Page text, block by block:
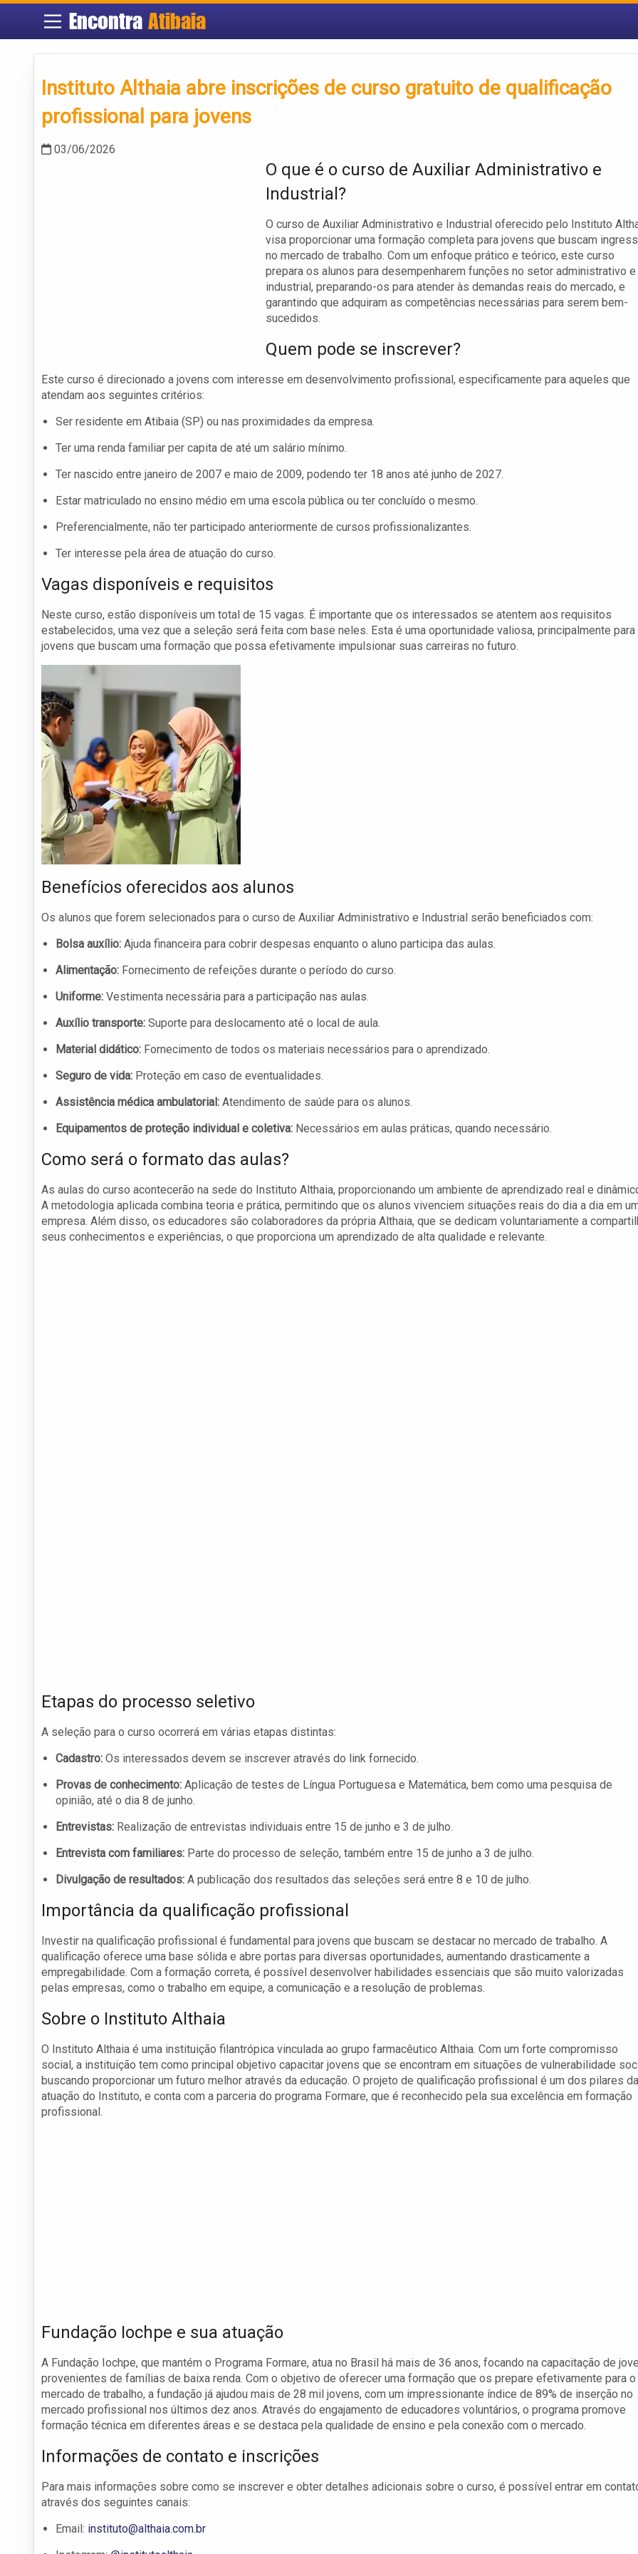
EncontraAtibaia
Instituto Althaia abre inscrições de curso gratuito de qualificação
profissional para jovens
03/06/2026
O que é o curso de Auxiliar Administrativo e
Industrial?
O curso de Auxiliar Administrativo e Industrial oferecido pelo Instituto
visa proporcionar uma formação completa para jovens que buscam
no mercado de trabalho. Com um enfoque prático e teórico, este curso
prepara os alunos para desempenharem funções no setor administrativo e
industrial, preparando-os para atender às demandas reais do mercado, e
garantindo que adquiram as competências necessárias para serem bem-
sucedidos.
Quem pode se inscrever?
Este curso é direcionado a jovens com interesse em desenvolvimento profissional, especificamente para aqueles que
atendam aos seguintes critérios:
Ser residente em Atibaia (SP) ou nas proximidades da empresa.
Ter uma renda familiar per capita de até um salário mínimo.
Ter nascido entre janeiro de 2007 e maio de 2009, podendo ter 18 anos até junho de 2027.
Estar matriculado no ensino médio em uma escola pública ou ter concluído o mesmo.
Preferencialmente, não ter participado anteriormente de cursos profissionalizantes.
Ter interesse pela área de atuação do curso.
Vagas disponíveis e requisitos
Neste curso, estão disponíveis um total de 15 vagas. É importante que os interessados se atentem aos requisitos
estabelecidos, uma vez que a seleção será feita com base neles. Esta é uma oportunidade valiosa, principalmente para
jovens que buscam uma formação que possa efetivamente impulsionar suas carreiras no futuro.
Benefícios oferecidos aos alunos
Os alunos que forem selecionados para o curso de Auxiliar Administrativo e Industrial serão beneficiados com:
Bolsa auxílio: Ajuda financeira para cobrir despesas enquanto o aluno participa das aulas.
Alimentação: Fornecimento de refeições durante o período do curso.
Uniforme: Vestimenta necessária para a participação nas aulas.
Auxílio transporte: Suporte para deslocamento até o local de aula.
Material didático: Fornecimento de todos os materiais necessários para o aprendizado.
Seguro de vida: Proteção em caso de eventualidades.
Assistência médica ambulatorial: Atendimento de saúde para os alunos.
Equipamentos de proteção individual e coletiva: Necessários em aulas práticas, quando necessário.
Como será o formato das aulas?
As aulas do curso acontecerão na sede do Instituto Althaia, proporcionando um ambiente de aprendizado real e
A metodologia aplicada combina teoria e prática, permitindo que os alunos vivenciem situações reais do dia a dia em
empresa. Além disso, os educadores são colaboradores da própria Althaia, que se dedicam voluntariamente a
seus conhecimentos e experiências, o que proporciona um aprendizado de alta qualidade e relevante.
Etapas do processo seletivo
A seleção para o curso ocorrerá em várias etapas distintas:
Cadastro: Os interessados devem se inscrever através do link fornecido.
Provas de conhecimento: Aplicação de testes de Língua Portuguesa e Matemática, bem como uma pesquisa de
opinião, até o dia 8 de junho.
Entrevistas: Realização de entrevistas individuais entre 15 de junho e 3 de julho.
Entrevista com familiares: Parte do processo de seleção, também entre 15 de junho a 3 de julho.
Divulgação de resultados: A publicação dos resultados das seleções será entre 8 e 10 de julho.
Importância da qualificação profissional
Investir na qualificação profissional é fundamental para jovens que buscam se destacar no mercado de trabalho. A
qualificação oferece uma base sólida e abre portas para diversas oportunidades, aumentando drasticamente a
empregabilidade. Com a formação correta, é possível desenvolver habilidades essenciais que são muito valorizadas
pelas empresas, como o trabalho em equipe, a comunicação e a resolução de problemas.
Sobre o Instituto Althaia
O Instituto Althaia é uma instituição filantrópica vinculada ao grupo farmacêutico Althaia. Com um forte compromisso
social, a instituição tem como principal objetivo capacitar jovens que se encontram em situações de vulnerabilidade
buscando proporcionar um futuro melhor através da educação. O projeto de qualificação profissional é um dos pilares da
atuação do Instituto, e conta com a parceria do programa Formare, que é reconhecido pela sua excelência em formação
profissional.
Fundação Iochpe e sua atuação
A Fundação Iochpe, que mantém o Programa Formare, atua no Brasil há mais de 36 anos, focando na capacitação de
provenientes de famílias de baixa renda. Com o objetivo de oferecer uma formação que os prepare efetivamente para o
mercado de trabalho, a fundação já ajudou mais de 28 mil jovens, com um impressionante índice de 89% de inserção no
mercado profissional nos últimos dez anos. Através do engajamento de educadores voluntários, o programa promove
formação técnica em diferentes áreas e se destaca pela qualidade de ensino e pela conexão com o mercado.
Informações de contato e inscrições
Para mais informações sobre como se inscrever e obter detalhes adicionais sobre o curso, é possível entrar em
através dos seguintes canais:
Email: instituto@althaia.com.br